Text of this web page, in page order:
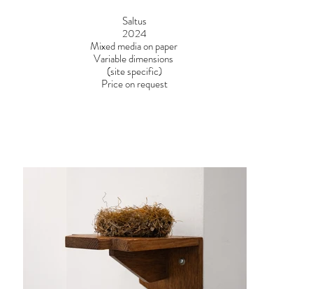
Saltus
2024
Mixed media on paper
Variable dimensions
(site specific)
Price on request